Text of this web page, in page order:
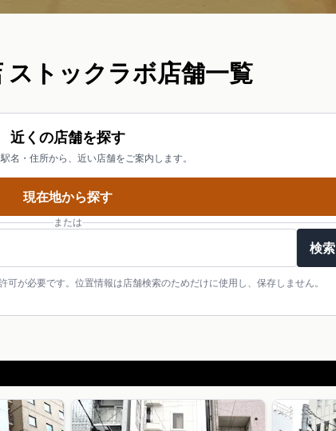
ストックラボ店舗一覧
近くの店舗を探す
名・住所から、近い店舗をご案内します。
現在地から探す
または
検索
が必要です。位置情報は店舗検索のためだけに使用し、保存しません。